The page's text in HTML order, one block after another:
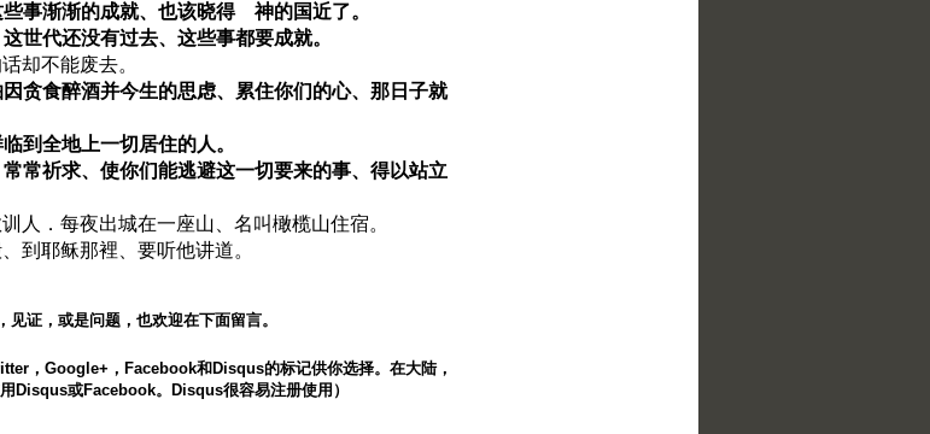
事渐渐的成就、也该晓得 神的国近了。
世代还没有过去、这些事都要成就。
却不能废去。
贪食醉酒并今生的思虑、累住你们的心、那日子就
到全地上一切居住的人。
常祈求、使你们能逃避这一切要来的事、得以站立
人．每夜出城在一座山、名叫橄榄山住宿。
到耶稣那裡、要听他讲道。
证，或是问题，也欢迎在下面留言。
，Google+，Facebook和Disqus的标记供你选择。在大陆，
Disqus或Facebook。Disqus很容易注册使用）